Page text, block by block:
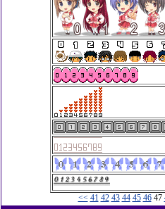
<< 41 42 43 44 45 4647